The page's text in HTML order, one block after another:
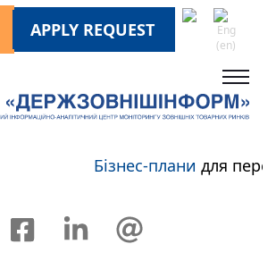
APPLY REQUEST
Бізнес-планидля